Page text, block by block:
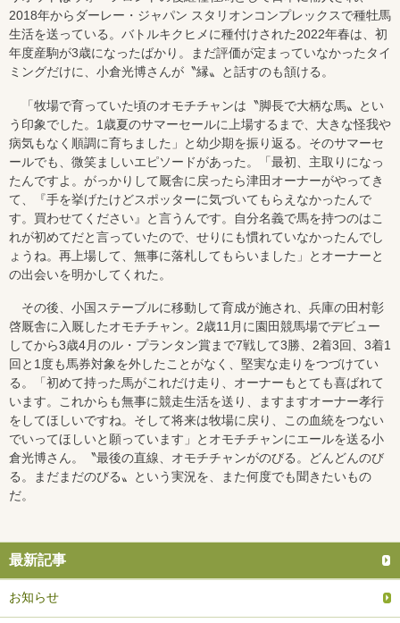
2018年からダーレー・ジャパン スタリオンコンプレックスで種牡馬
生活を送っている。バトルキクヒメに種付けされた2022年春は、初
年度産駒が3歳になったばかり。まだ評価が定まっていなかったタイ
ミングだけに、小倉光博さんが〝縁〟と話すのも頷ける。
「牧場で育っていた頃のオモチチャンは〝脚長で大柄な馬〟とい
う印象でした。1歳夏のサマーセールに上場するまで、大きな怪我や
病気もなく順調に育ちました」と幼少期を振り返る。そのサマーセ
ールでも、微笑ましいエピソードがあった。「最初、主取りになっ
たんですよ。がっかりして厩舎に戻ったら津田オーナーがやってき
て、『手を挙げたけどスポッターに気づいてもらえなかったんで
す。買わせてください』と言うんです。自分名義で馬を持つのはこ
れが初めてだと言っていたので、せりにも慣れていなかったんでし
ょうね。再上場して、無事に落札してもらいました」とオーナーと
の出会いを明かしてくれた。
その後、小国ステーブルに移動して育成が施され、兵庫の田村彰
啓厩舎に入厩したオモチチャン。2歳11月に園田競馬場でデビュー
してから3歳4月のル・プランタン賞まで7戦して3勝、2着3回、3着1
回と1度も馬券対象を外したことがなく、堅実な走りをつづけてい
る。「初めて持った馬がこれだけ走り、オーナーもとても喜ばれて
います。これからも無事に競走生活を送り、ますますオーナー孝行
をしてほしいですね。そして将来は牧場に戻り、この血統をつない
でいってほしいと願っています」とオモチチャンにエールを送る小
倉光博さん。〝最後の直線、オモチチャンがのびる。どんどんのび
る。まだまだのびる〟という実況を、また何度でも聞きたいもの
だ。
最新記事
お知らせ